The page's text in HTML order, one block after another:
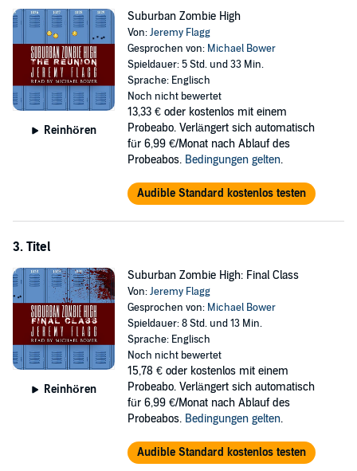
Reinhören
Suburban Zombie High
Von:Jeremy Flagg
Gesprochen von: Michael Bower
Spieldauer: 5 Std. und 33 Min.
Sprache: Englisch
Noch nicht bewertet
13,33 € oder kostenlos mit einem
Probeabo. Verlängert sich automatisch
für 6,99 €/Monat nach Ablauf des
Probeabos. Bedingungen gelten.
Audible Standard kostenlos testen
3. Titel
Reinhören
Suburban Zombie High: Final Class
Von:Jeremy Flagg
Gesprochen von: Michael Bower
Spieldauer: 8 Std. und 13 Min.
Sprache: Englisch
Noch nicht bewertet
15,78 € oder kostenlos mit einem
Probeabo. Verlängert sich automatisch
für 6,99 €/Monat nach Ablauf des
Probeabos. Bedingungen gelten.
Audible Standard kostenlos testen